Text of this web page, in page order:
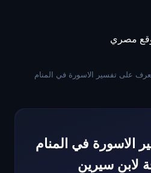
مصري
على تفسير الاسورة في المنام
الاسورة في المنام
لابن سيرين